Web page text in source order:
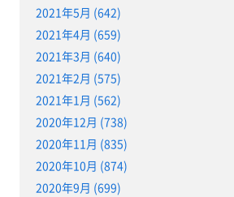
2021年5月 (642)
2021年4月 (659)
2021年3月 (640)
2021年2月 (575)
2021年1月 (562)
2020年12月 (738)
2020年11月 (835)
2020年10月 (874)
2020年9月 (699)